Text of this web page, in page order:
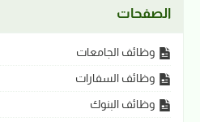
الصفحات
وظائف الجامعات
وظائف السفارات
وظائف البنوك